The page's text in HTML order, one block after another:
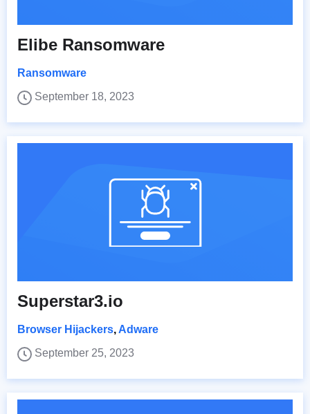
Elibe Ransomware
Ransomware
September 18, 2023
Superstar3.io
Browser Hijackers, Adware
September 25, 2023